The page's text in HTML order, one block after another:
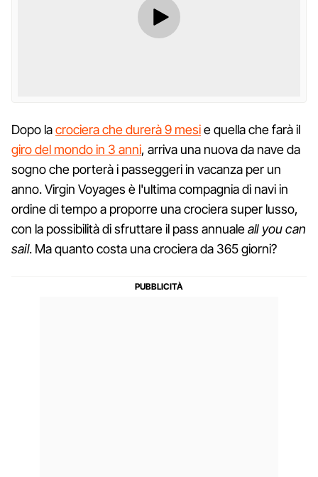
Dopo lacrociera che durerà 9 mesie quella che farà il
giro del mondo in 3 anni, arriva una nuova da nave da
sogno che porterà i passeggeri in vacanza per un
anno. Virgin Voyages è l'ultima compagnia di navi in
ordine di tempo a proporre una crociera super lusso,
con la possibilità di sfruttare il pass annualeall you can
sail. Ma quanto costa una crociera da 365 giorni?